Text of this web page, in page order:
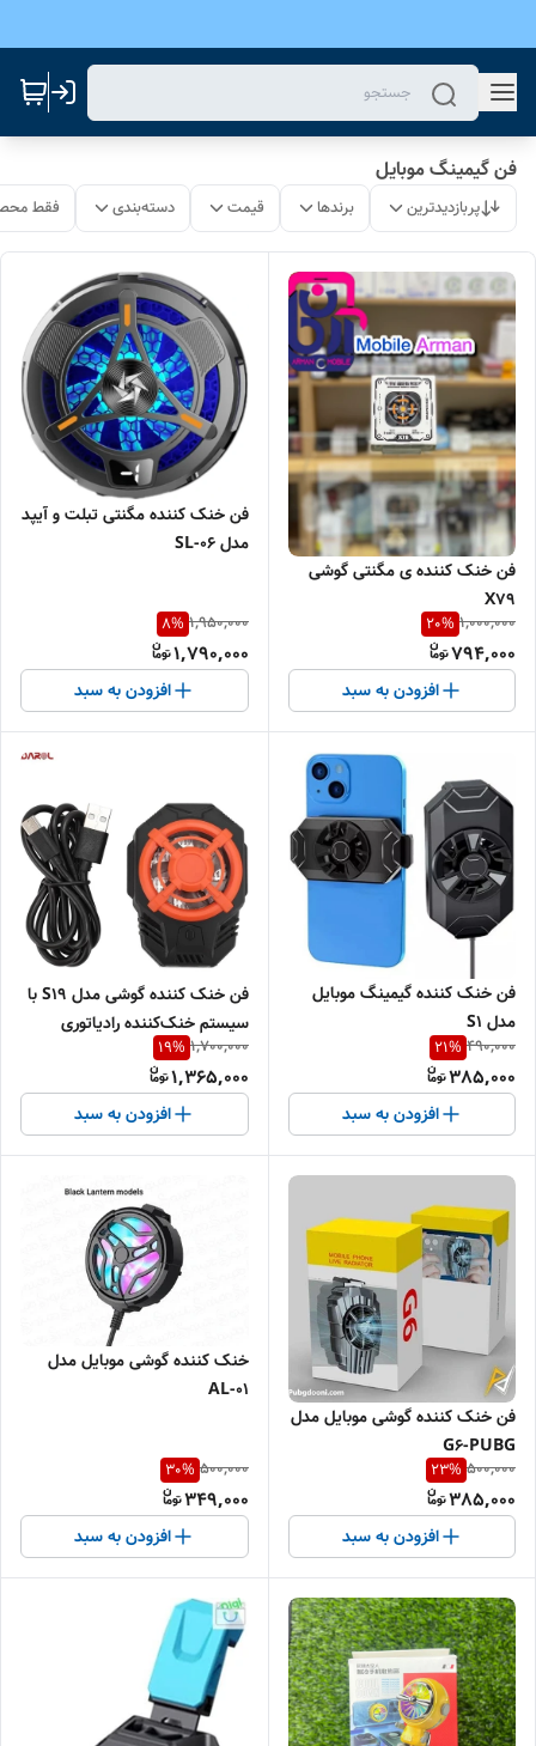
فن گیمینگ موبایل
پربازدیدترین برندها قیمت دسته‌بندی فقط
فن خنک کننده ی مگنتی گوشی
X79
1,000,000
20%
794,000
افزودن به سبد
فن خنک کننده مگنتی تبلت و آیپد
مدل SL-06
1,950,000
8%
1,790,000
افزودن به سبد
فن خنک کننده گیمینگ موبایل
مدل S1
490,000
21%
385,000
افزودن به سبد
فن خنک کننده گوشی مدل S19 با
سیستم خنک‌کننده رادیاتوری
1,700,000
19%
1,365,000
افزودن به سبد
فن خنک کننده گوشی موبایل مدل
G6-PUBG
500,000
23%
385,000
افزودن به سبد
خنک کننده گوشی موبایل مدل
AL-01
500,000
30%
349,000
افزودن به سبد